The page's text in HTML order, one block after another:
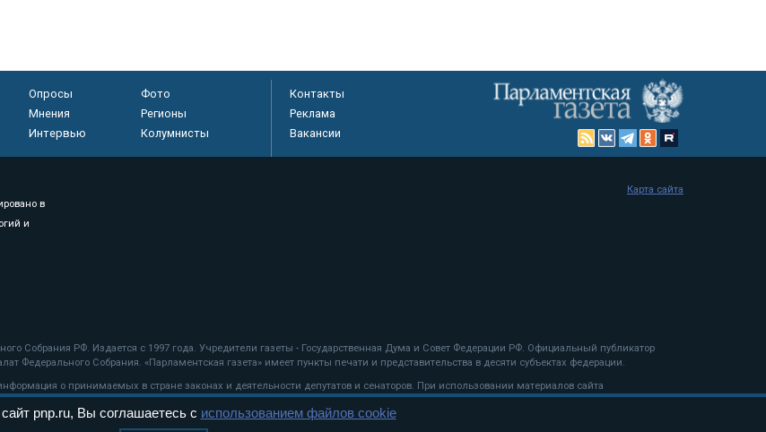
Опросы
Фото
Мнения
Регионы
Интервью Колумнисты
Контакты
Реклама
Вакансии
в
и
Собрания РФ. Издается с 1997 года. Учредители газеты - Государственная Дума и Совет Федерации РФ. Официальный публикатор
Федерального Собрания. «Парламентская газета» имеет пункты печати и представительства в десяти субъектах федерации.
о принимаемых в стране законах и деятельности депутатов и сенаторов. При использовании материалов сайта
Карта сайта
pnp.ru, Вы соглашаетесь с использованием файлов cookie